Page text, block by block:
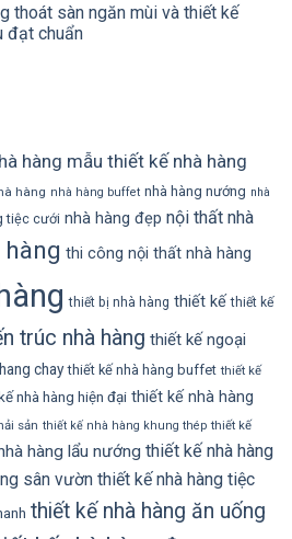
thoát sàn ngăn mùi và thiết kế
đạt chuẩn
hàng mẫu thiết kế nhà hàng
hàng nhà hàng buffet nhà hàng nướng nhà
tiệc cưới nhà hàng đẹp nội thất nhà
thi công nội thất nhà hàng
thiết bị nhà hàng thiết kế thiết kế
trúc nhà hàng thiết kế ngoại
chay thiết kế nhà hàng buffet thiết kế
nhà hàng hiện đại thiết kế nhà hàng
sản thiết kế nhà hàng khung thép thiết kế
hàng lẩu nướng thiết kế nhà hàng
sân vườn thiết kế nhà hàng tiệc
thiết kế nhà hàng ăn uống